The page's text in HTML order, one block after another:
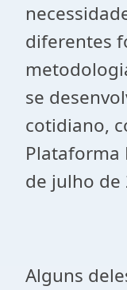
diferentes
se
cotidiano,
Plataforma
de julho de
Alguns